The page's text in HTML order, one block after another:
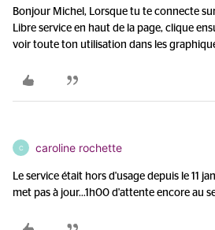
Bonjour Michel, Lorsque tu te connecte
Libre service en haut de la page, clique
voir toute ton utilisation dans les
C caroline rochette
Le service était hors d'usage depuis le 11
met pas à jour...1h00 d'attente encore au